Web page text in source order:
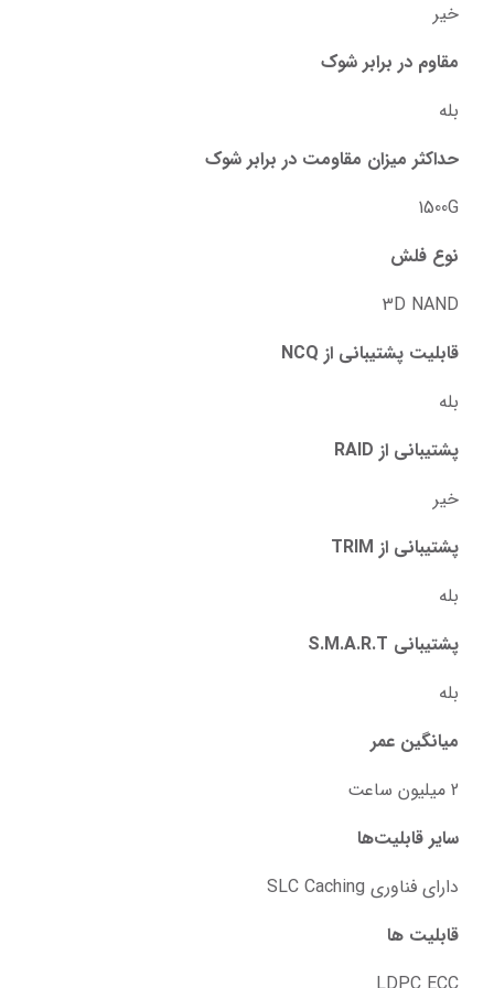
خیر
مقاوم در برابر شوک
بله
حداکثر میزان مقاومت در برابر شوک
1500G
نوع فلش
3D NAND
قابلیت پشتیبانی از NCQ
بله
پشتیبانی از RAID
خیر
پشتیبانی از TRIM
بله
پشتیبانی S.M.A.R.T
بله
میانگین عمر
2 میلیون ساعت
سایر قابلیت‌ها
دارای فناوری SLC Caching
قابلیت ها